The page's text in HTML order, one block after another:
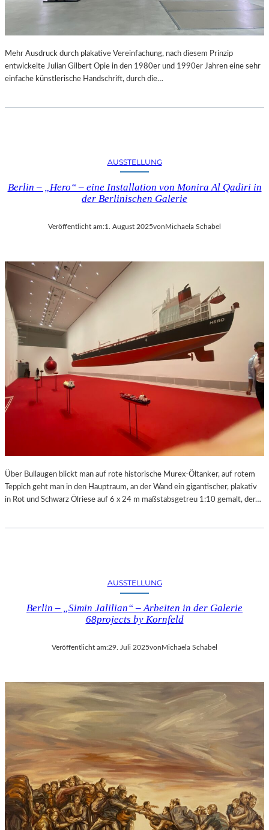
Mehr Ausdruck durch plakative Vereinfachung, nach diesem Prinzip
entwickelte Julian Gilbert Opie in den 1980er und 1990er Jahren eine sehr
einfache künstlerische Handschrift, durch die…
AUSSTELLUNG
Berlin – „Hero“ – eine Installation von Monira Al Qadiri in
der Berlinischen Galerie
Veröffentlicht am:1. August 2025vonMichaela Schabel
Über Bullaugen blickt man auf rote historische Murex-Öltanker, auf rotem
Teppich geht man in den Hauptraum, an der Wand ein gigantischer, plakativ
in Rot und Schwarz Ölriese auf 6 x 24 m maßstabsgetreu 1:10 gemalt, der…
AUSSTELLUNG
Berlin – „Simin Jalilian“ – Arbeiten in der Galerie
68projects by Kornfeld
Veröffentlicht am:29. Juli 2025von Michaela Schabel